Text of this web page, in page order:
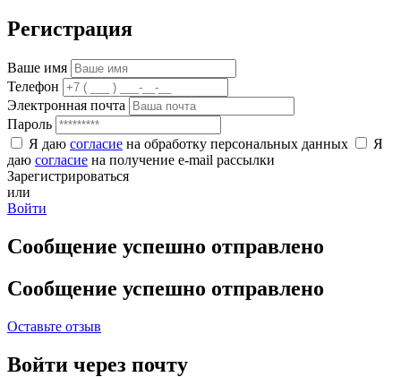
Регистрация
Ваше имя
Телефон
Электронная почта
Пароль
Я даю согласие на обработку персональных данных
Я
даю согласие на получение e-mail рассылки
Зарегистрироваться
или
Войти
Сообщение успешно отправлено
Сообщение успешно отправлено
Оставьте отзыв
Войти через почту